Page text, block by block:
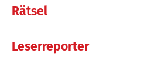
Rätsel
Leserreporter